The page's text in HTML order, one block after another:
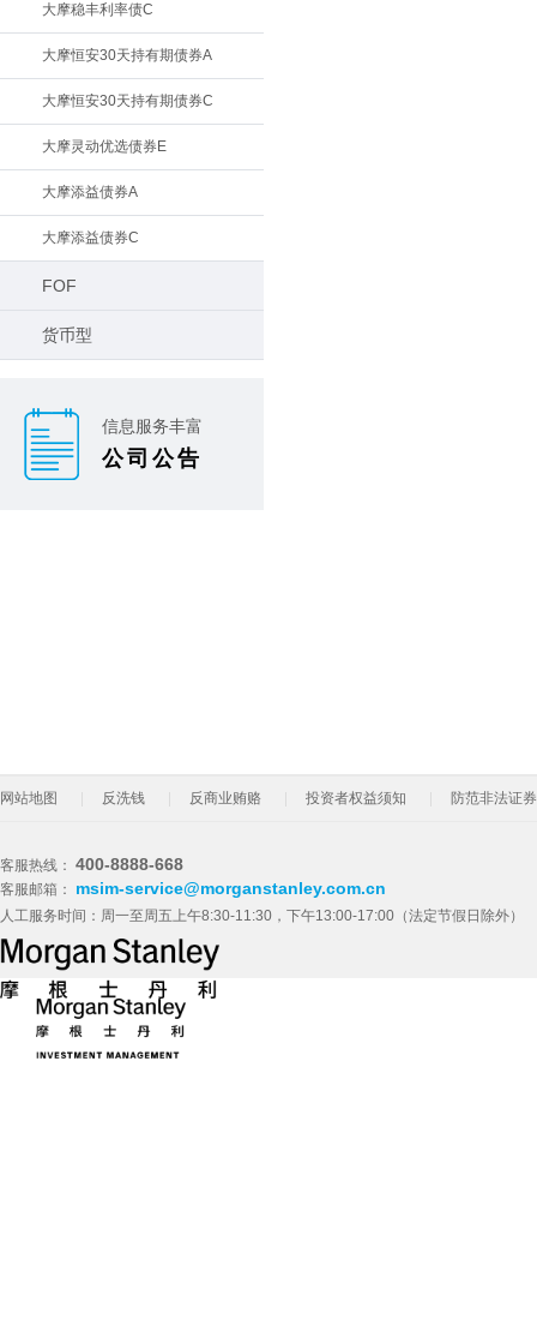
大摩稳丰利率债C
大摩恒安30天持有期债券A
大摩恒安30天持有期债券C
大摩灵动优选债券E
大摩添益债券A
大摩添益债券C
FOF
货币型
信息服务丰富
公司公告
网站地图 反洗钱 反商业贿赂 投资者权益须知 防范非法证
客服热线： 400-8888-668
客服邮箱： msim-service@morganstanley.com.cn
人工服务时间：周一至周五上午8:30-11:30，下午13:00-17:00（法定节假日除外）